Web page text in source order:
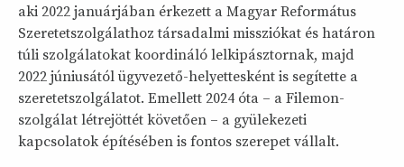
aki 2022 januárjában érkezett a Magyar Református
Szeretetszolgálathoz társadalmi missziókat és határon
túli szolgálatokat koordináló lelkipásztornak, majd
2022 júniusától ügyvezető-helyettesként is segítette a
szeretetszolgálatot. Emellett 2024 óta – a Filemon-
szolgálat létrejöttét követően – a gyülekezeti
kapcsolatok építésében is fontos szerepet vállalt.